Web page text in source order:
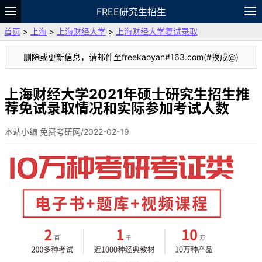
FREE研究生招生
题库
故事 专题 APP 笔记
论坛
VIP
资料
首页 > 上海 > 上海财经大学 > 上海财经大学复试录取
删除或更新信息，请邮件至freekaoyan#163.com(#换成@)
上海财经大学2021年硕士研究生招生推
荐免试录取情况和实际参加考试人数
本站小编 免费考研网/2022-02-19